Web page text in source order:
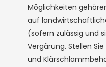
Möglichkeiten
auf
(sofern zulässig und
Vergärung. Stellen
und